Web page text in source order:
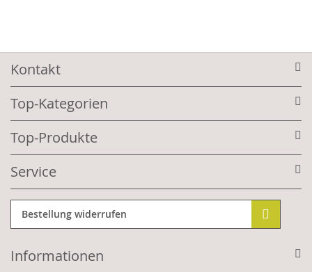
Kontakt
Top-Kategorien
Top-Produkte
Service
Bestellung widerrufen
Informationen